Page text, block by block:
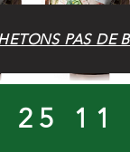
PAS DE
25 11